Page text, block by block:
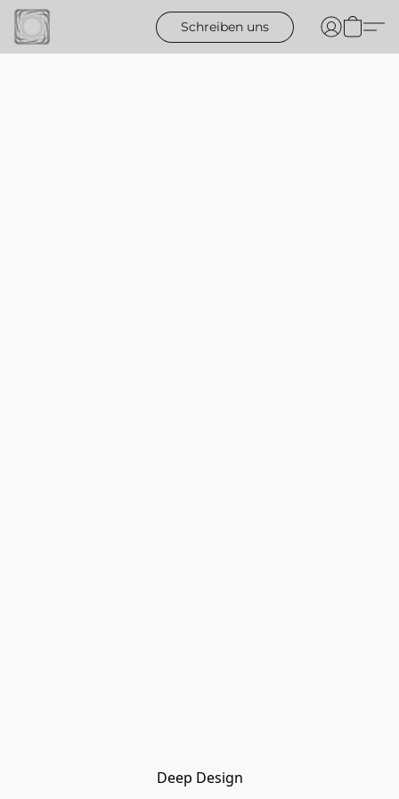
Schreiben uns
Deep Design